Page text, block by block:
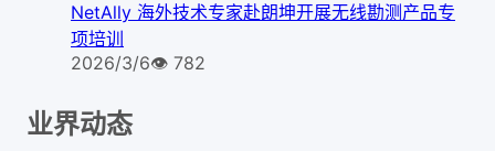
NetAlly 海外技术专家赴朗坤开展无线勘测产品专
项培训
2026/3/6👁 782
业界动态